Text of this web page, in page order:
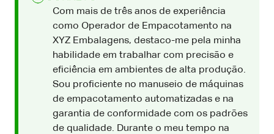
Com mais de três anos de experiência
como Operador de Empacotamento na
XYZ Embalagens, destaco-me pela minha
habilidade em trabalhar com precisão e
eficiência em ambientes de alta produção.
Sou proficiente no manuseio de máquinas
de empacotamento automatizadas e na
garantia de conformidade com os padrões
de qualidade. Durante o meu tempo na